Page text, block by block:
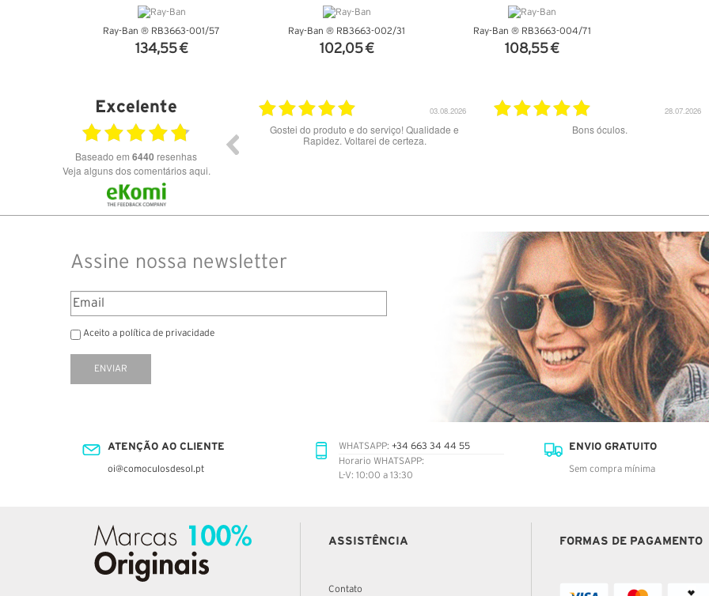
Ray-Ban ® RB3663-001/57
134,55 €
Ray-Ban ® RB3663-002/31
102,05 €
Ray-Ban ® RB3663-004/71
108,55 €
Excelente
Baseado em 6440 resenhas
Veja alguns dos comentários aqui.
Óculos de excelente qualidade aos melhores
preços
20.07.2026
Excelente serviço.
02.07.2026
Muito bom serviço e produtos. Site claro e ótimos
Assine nossa newsletter
Aceito a política de privacidade
ENVIAR
ATENÇÃO AO CLIENTE
oi@comoculosdesol.pt
WHATSAPP: +34 663 34 44 55
Horario WHATSAPP:
L-V: 10:00 a 13:30
ENVIO GRATUITO
Sem compra mínima
ASSISTÊNCIA
Contato
FORMAS DE PAGAMENTO